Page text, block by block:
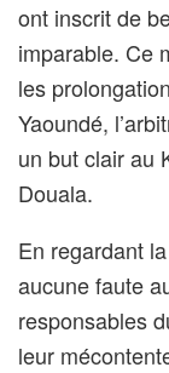
ont inscrit de
imparable. Ce
les
Yaoundé,
un but clair au
Douala.
En regardant
aucune faute
responsables
leur